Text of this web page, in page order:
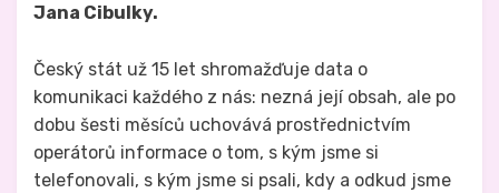
Jana Cibulky.
Český stát už 15 let shromažďuje data o
komunikaci každého z nás: nezná její obsah, ale po
dobu šesti měsíců uchovává prostřednictvím
operátorů informace o tom, s kým jsme si
telefonovali, s kým jsme si psali, kdy a odkud jsme